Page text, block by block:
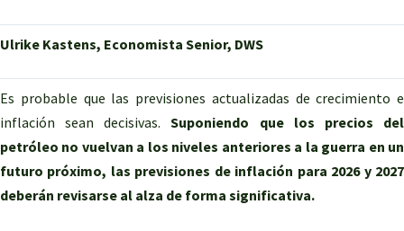
Ulrike Kastens, Economista Senior, DWS
Es probable que las previsiones actualizadas de crecimiento e
inflación sean decisivas.Suponiendo que los precios del
petróleo no vuelvan a los niveles anteriores a la guerra en un
futuro próximo, las previsiones de inflación para 2026 y 2027
deberán revisarse al alza de forma significativa.